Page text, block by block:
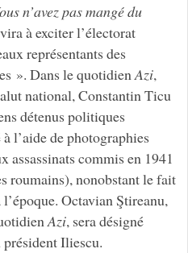
n’avez pas mangé du
à exciter l’électorat
représentants des
». Dans le quotidienAzi,
national, Constantin Ticu
détenus politiques
l’aide de photographies
assassinats commis en 1941
roumains), nonobstant le fait
Octavian Ştireanu,
Azi, sera désigné
Iliescu.